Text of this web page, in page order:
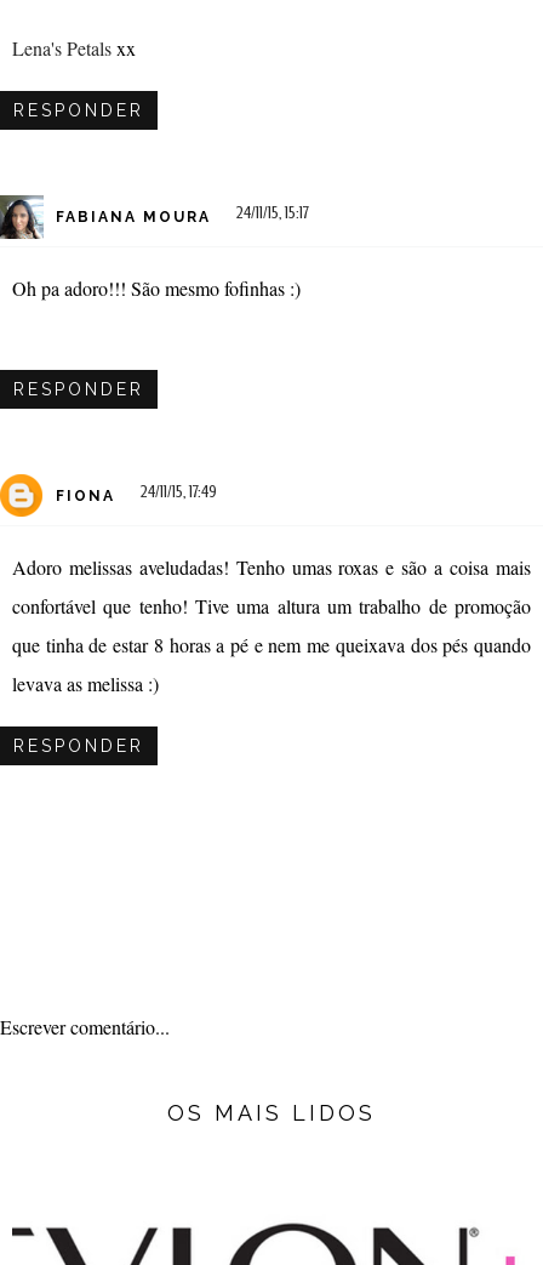
Lena's Petalsxx
RESPONDER
FABIANA MOURA 24/11/15, 15:17
Oh pa adoro!!! São mesmo fofinhas :)
RESPONDER
FIONA 24/11/15, 17:49
Adoro melissas aveludadas! Tenho umas roxas e são a coisa mais
confortável que tenho! Tive uma altura um trabalho de promoção
que tinha de estar 8 horas a pé e nem me queixava dos pés quando
levava as melissa :)
RESPONDER
Escrever comentário...
OS MAIS LIDOS